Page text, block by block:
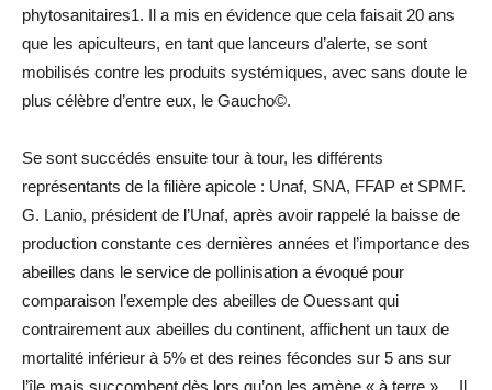
phytosanitaires1. Il a mis en évidence que cela faisait 20 ans
que les apiculteurs, en tant que lanceurs d’alerte, se sont
mobilisés contre les produits systémiques, avec sans doute le
plus célèbre d’entre eux, le Gaucho©.
Se sont succédés ensuite tour à tour, les différents
représentants de la filière apicole : Unaf, SNA, FFAP et SPMF.
G. Lanio, président de l’Unaf, après avoir rappelé la baisse de
production constante ces dernières années et l’importance des
abeilles dans le service de pollinisation a évoqué pour
comparaison l’exemple des abeilles de Ouessant qui
contrairement aux abeilles du continent, affichent un taux de
mortalité inférieur à 5% et des reines fécondes sur 5 ans sur
l’île mais succombent dès lors qu’on les amène « à terre »… Il